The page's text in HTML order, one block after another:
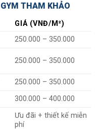
THAM KHẢO
GIÁ (VNĐ/M²)
250.000 – 350.000
250.000 – 350.000
250.000 – 350.000
300.000 – 400.000
Ưu đãi + thiết kế miễn
phí